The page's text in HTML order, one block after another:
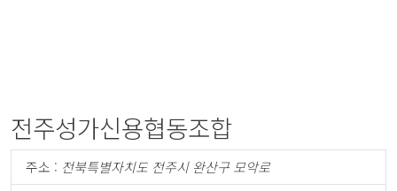
전주성가신용협동조합
주소 : 전북특별자치도 전주시 완산구 모악로